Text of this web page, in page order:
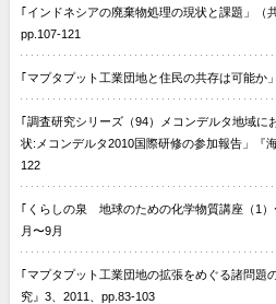
｢インドネシアの廃棄物処理の現状と課題」（
pp.107-121
｢マプタプット工業団地と住民の共存は可能か
｢調査研究シリーズ（94）メコンデルタ地域に
状:メコンデルタ2010国際研修の参加報告」『
122
｢くらしの泉 地球のための化学物質講座（1
月〜9月
｢マプタプット工業団地の拡張をめぐる諸問題
究』3、2011、pp.83-103